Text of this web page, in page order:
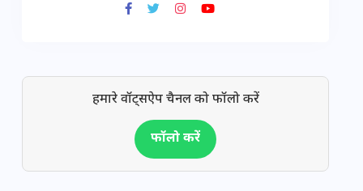
हमारे वॉट्सऐप चैनल को फॉलो करें
फॉलो करें